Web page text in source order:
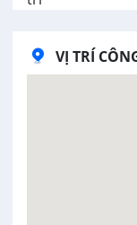
VỊ TRÍ